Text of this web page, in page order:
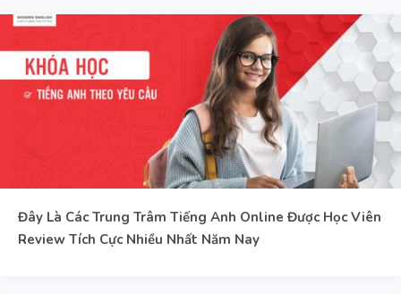
Đây Là Các Trung Trâm Tiếng Anh Online Được Học Viên
Review Tích Cực Nhiều Nhất Năm Nay